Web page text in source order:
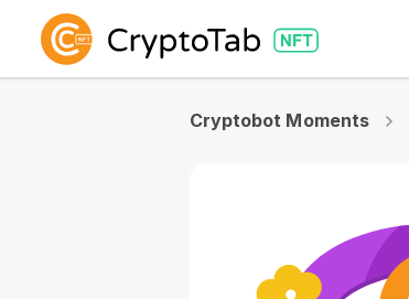
Cryptobot Moments